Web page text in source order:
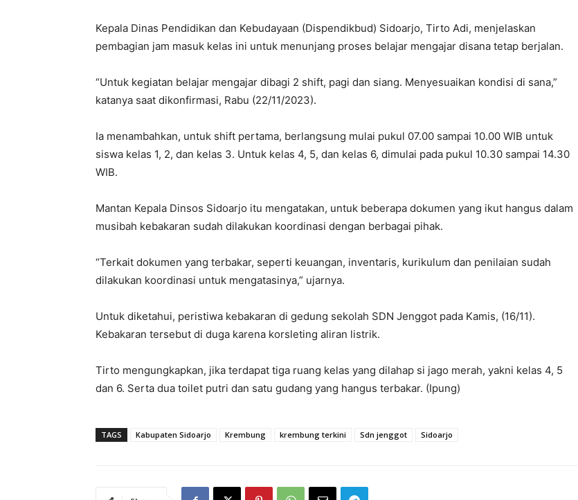
Kepala Dinas Pendidikan dan Kebudayaan (Dispendikbud) Sidoarjo, Tirto Adi, menjelaskan
pembagian jam masuk kelas ini untuk menunjang proses belajar mengajar disana tetap berjalan.
“Untuk kegiatan belajar mengajar dibagi 2 shift, pagi dan siang. Menyesuaikan kondisi di sana,”
katanya saat dikonfirmasi, Rabu (22/11/2023).
Ia menambahkan, untuk shift pertama, berlangsung mulai pukul 07.00 sampai 10.00 WIB untuk
siswa kelas 1, 2, dan kelas 3. Untuk kelas 4, 5, dan kelas 6, dimulai pada pukul 10.30 sampai 14.30
WIB.
Mantan Kepala Dinsos Sidoarjo itu mengatakan, untuk beberapa dokumen yang ikut hangus dalam
musibah kebakaran sudah dilakukan koordinasi dengan berbagai pihak.
“Terkait dokumen yang terbakar, seperti keuangan, inventaris, kurikulum dan penilaian sudah
dilakukan koordinasi untuk mengatasinya,” ujarnya.
Untuk diketahui, peristiwa kebakaran di gedung sekolah SDN Jenggot pada Kamis, (16/11).
Kebakaran tersebut di duga karena korsleting aliran listrik.
Tirto mengungkapkan, jika terdapat tiga ruang kelas yang dilahap si jago merah, yakni kelas 4, 5
dan 6. Serta dua toilet putri dan satu gudang yang hangus terbakar. (Ipung)
TAGS Kabupaten Sidoarjo Krembung krembung terkini Sdn jenggot Sidoarjo